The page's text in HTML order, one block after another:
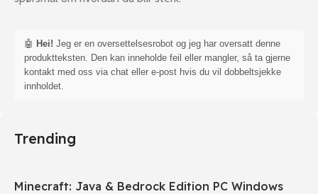
🤖 Hei! Jeg er en oversettelsesrobot og jeg har oversatt denne
produktteksten. Den kan inneholde feil eller mangler, så ta gjerne
kontakt med oss via chat eller e-post hvis du vil dobbeltsjekke
innholdet.
Trending
Minecraft: Java & Bedrock Edition PC Windows